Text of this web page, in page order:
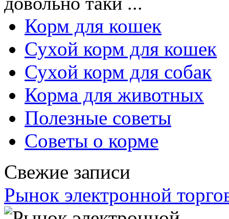
Корм для кошек
Сухой корм для кошек
Сухой корм для собак
Корма для животных
Полезные советы
Советы о корме
Свежие записи
Рынок электронной